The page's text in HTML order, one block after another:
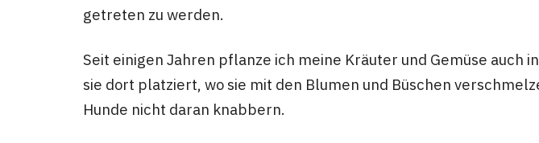
getreten zu werden.
Seit einigen Jahren pflanze ich meine Kräuter und Gemüse auch
sie dort platziert, wo sie mit den Blumen und Büschen
Hunde nicht daran knabbern.